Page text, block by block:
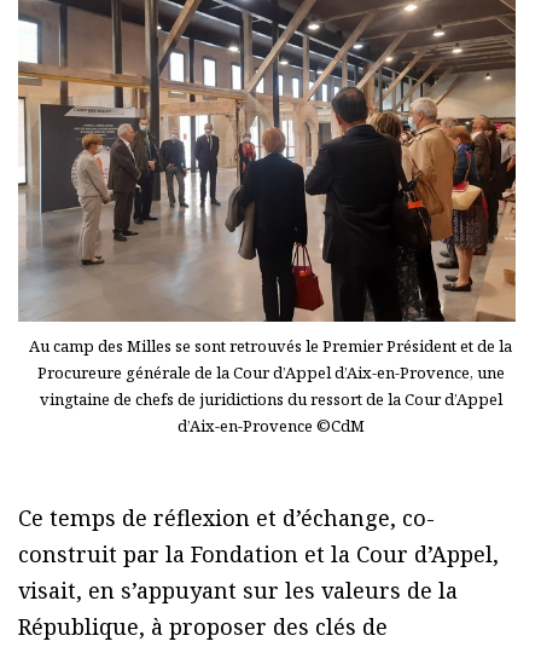
Au camp des Milles se sont retrouvés le Premier Président et de la
Procureure générale de la Cour d’Appel d’Aix-en-Provence, une
vingtaine de chefs de juridictions du ressort de la Cour d’Appel
d’Aix-en-Provence ©CdM
Ce temps de réflexion et d’échange, co-
construit par la Fondation et la Cour d’Appel,
visait, en s’appuyant sur les valeurs de la
République, à proposer des clés de